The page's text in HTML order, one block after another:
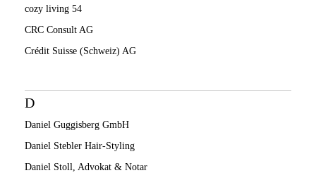
cozy living 54
CRC Consult AG
Crédit Suisse (Schweiz) AG
D
Daniel Guggisberg GmbH
Daniel Stebler Hair-Styling
Daniel Stoll, Advokat & Notar